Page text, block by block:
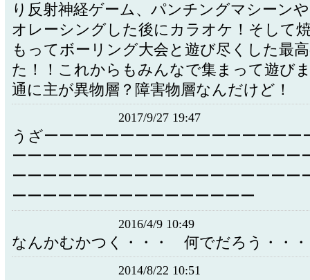
り反射神経ゲーム、パンチングマシーン
オレーシングした後にカラオケ！そして
もってボーリング大会と遊び尽くした最
た！！これからもみんなで集まって遊び
通に主が異物層？障害物層なんだけど！
2017/9/27 19:47
うざーーーーーーーーーーーーーーーーー
ーーーーーーーーーーーーーーーーーーー
ーーーーーーーーーーーーーーーーーーー
ーーーーーーーーーーーーーーーー
2016/4/9 10:49
なんかむかつく・・・ 何でだろう・・・
2014/8/22 10:51